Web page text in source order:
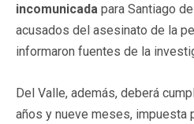
incomunicada para Santiago
acusados del asesinato de la
informaron fuentes de la
Del Valle, además, deberá
años y nueve meses, impuesta